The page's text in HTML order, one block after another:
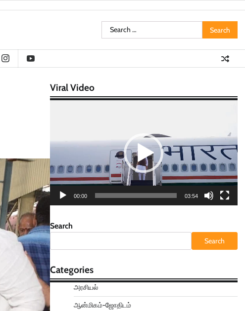
Search
for:
Viral Video
00:00 03:54
Search
Search
Categories
அரசியல்
ஆன்மிகம்-ஜோதிடம்